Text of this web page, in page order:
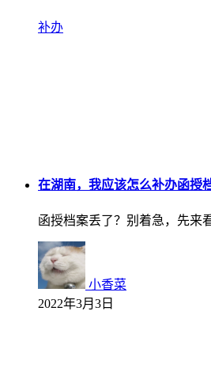
补办
在湖南，我应该怎么补办函授
函授档案丢了？别着急，先来
小香菜
2022年3月3日